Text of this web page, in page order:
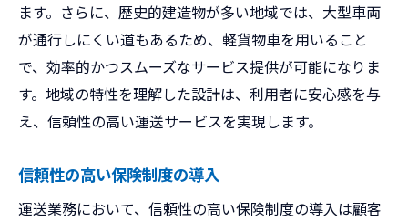
ます。さらに、歴史的建造物が多い地域では、大型車両
が通行しにくい道もあるため、軽貨物車を用いること
で、効率的かつスムーズなサービス提供が可能になりま
す。地域の特性を理解した設計は、利用者に安心感を与
え、信頼性の高い運送サービスを実現します。
信頼性の高い保険制度の導入
運送業務において、信頼性の高い保険制度の導入は顧客